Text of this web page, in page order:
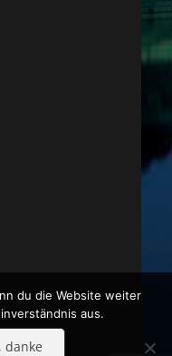
du die Website weiter
aus.
danke